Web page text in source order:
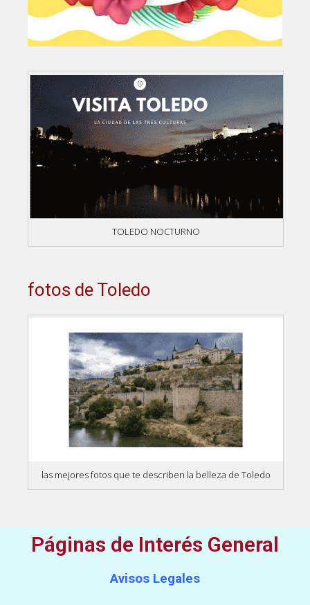
TOLEDO NOCTURNO
fotos de Toledo
las mejores fotos que te describen la belleza de Toledo
Páginas de Interés General
Avisos Legales